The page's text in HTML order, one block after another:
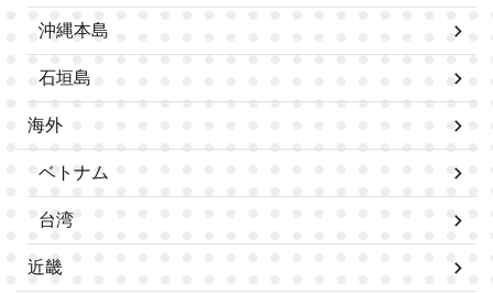
沖縄本島
石垣島
海外
ベトナム
台湾
近畿